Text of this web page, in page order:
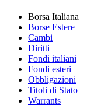
Borsa Italiana
Borse Estere
Cambi
Diritti
Fondi italiani
Fondi esteri
Obbligazioni
Titoli di Stato
Warrants